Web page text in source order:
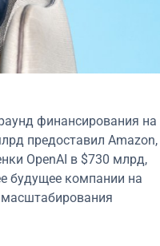
финансирования на
предоставил Amazon,
OpenAI в $730 млрд,
будущее компании на